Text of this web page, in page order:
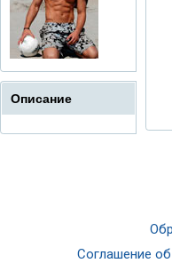
Описание
Соглашение